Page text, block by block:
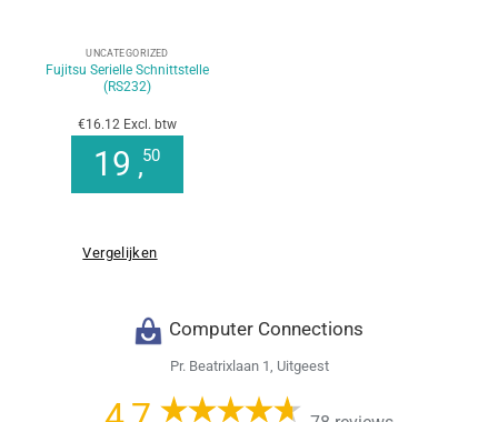
UNCATEGORIZED
Fujitsu Serielle Schnittstelle
(RS232)
€16.12 Excl. btw
19 ,50
Vergelijken
Computer Connections
Pr. Beatrixlaan 1, Uitgeest